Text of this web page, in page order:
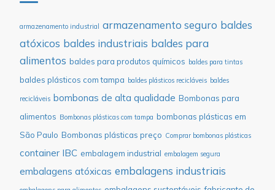
armazenamento industrial armazenamento seguro baldes
atóxicos baldes industriais baldes para
alimentos baldes para produtos químicos baldes para tintas
baldes plásticos com tampa baldes plásticos recicláveis baldes
recicláveis bombonas de alta qualidade Bombonas para
alimentos Bombonas plásticas com tampa bombonas plásticas em
São Paulo Bombonas plásticas preço Comprar bombonas plásticas
container IBC embalagem industrial embalagem segura
embalagens atóxicas embalagens industriais